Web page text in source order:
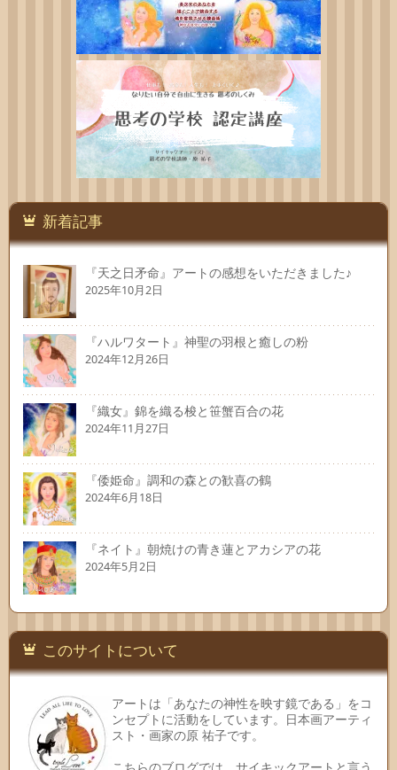
新着記事
『天之日矛命』アートの感想をいただきました♪
2025年10月2日
『ハルワタート』神聖の羽根と癒しの粉
2024年12月26日
『織女』錦を織る梭と笹蟹百合の花
2024年11月27日
『倭姫命』調和の森との歓喜の鶴
2024年6月18日
『ネイト』朝焼けの青き蓮とアカシアの花
2024年5月2日
このサイトについて
アートは「あなたの神性を映す鏡である」をコ
ンセプトに活動をしています。日本画アーティ
スト・画家の原 祐子です。